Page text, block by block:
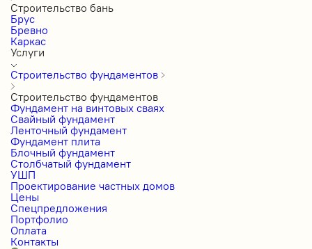
Строительство бань
Брус
Бревно
Каркас
Услуги
Строительство фундаментов
Строительство фундаментов
Фундамент на винтовых сваях
Свайный фундамент
Ленточный фундамент
Фундамент плита
Блочный фундамент
Столбчатый фундамент
УШП
Проектирование частных домов
Цены
Спецпредложения
Портфолио
Оплата
Контакты